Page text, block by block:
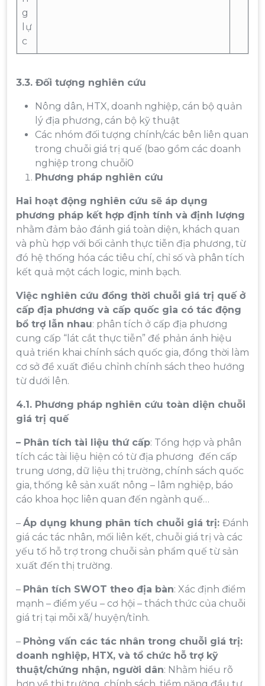
g
lự
c
3.3. Đối tượng nghiên cứu
Nông dân, HTX, doanh nghiệp, cán bộ quản
lý địa phương, cán bộ kỹ thuật
Các nhóm đối tượng chính/các bên liên quan
trong chuỗi giá trị quế (bao gồm các doanh
nghiệp trong chuỗi0
Phương pháp nghiên cứu
Hai hoạt động nghiên cứu sẽ áp dụng
phương pháp kết hợp định tính và định lượng
nhằm đảm bảo đánh giá toàn diện, khách quan
và phù hợp với bối cảnh thực tiễn địa phương, từ
đó hệ thống hóa các tiêu chí, chỉ số và phân tích
kết quả một cách logic, minh bạch.
Việc nghiên cứu đồng thời chuỗi giá trị quế ở
cấp địa phương và cấp quốc gia có tác động
bổ trợ lẫn nhau: phân tích ở cấp địa phương
cung cấp “lát cắt thực tiễn” để phản ánh hiệu
quả triển khai chính sách quốc gia, đồng thời làm
cơ sở đề xuất điều chỉnh chính sách theo hướng
từ dưới lên.
4.1. Phương pháp nghiên cứu toàn diện chuỗi
giá trị quế
– Phân tích tài liệu thứ cấp: Tổng hợp và phân
tích các tài liệu hiện có từ địa phương đến cấp
trung ương, dữ liệu thị trường, chính sách quốc
gia, thống kê sản xuất nông – lâm nghiệp, báo
cáo khoa học liên quan đến ngành quế…
– Áp dụng khung phân tích chuỗi giá trị: Đánh
giá các tác nhân, mối liên kết, chuỗi giá trị và các
yếu tố hỗ trợ trong chuỗi sản phẩm quế từ sản
xuất đến thị trường.
– Phân tích SWOT theo địa bàn: Xác định điểm
mạnh – điểm yếu – cơ hội – thách thức của chuỗi
giá trị tại mỗi xã/ huyện/tỉnh.
– Phỏng vấn các tác nhân trong chuỗi giá trị:
doanh nghiệp, HTX, và tổ chức hỗ trợ kỹ
thuật/chứng nhận, người dân: Nhằm hiểu rõ